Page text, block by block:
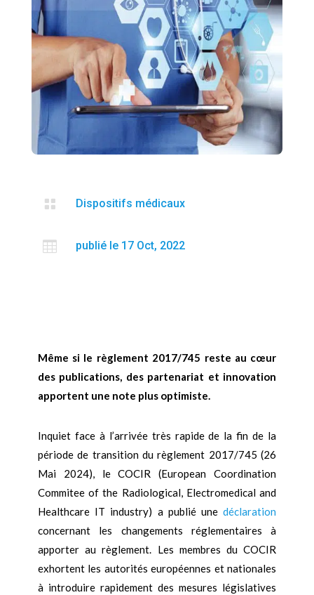
 Dispositifs médicaux
 publié le 17 Oct, 2022
Même si le règlement 2017/745 reste au cœur
des publications, des partenariat et innovation
apportent une note plus optimiste.
Inquiet face à l’arrivée très rapide de la fin de la
période de transition du règlement 2017/745 (26
Mai 2024), le COCIR (European Coordination
Commitee of the Radiological, Electromedical and
Healthcare IT industry) a publié unedéclaration
concernant les changements réglementaires à
apporter au règlement. Les membres du COCIR
exhortent les autorités européennes et nationales
à introduire rapidement des mesures législatives